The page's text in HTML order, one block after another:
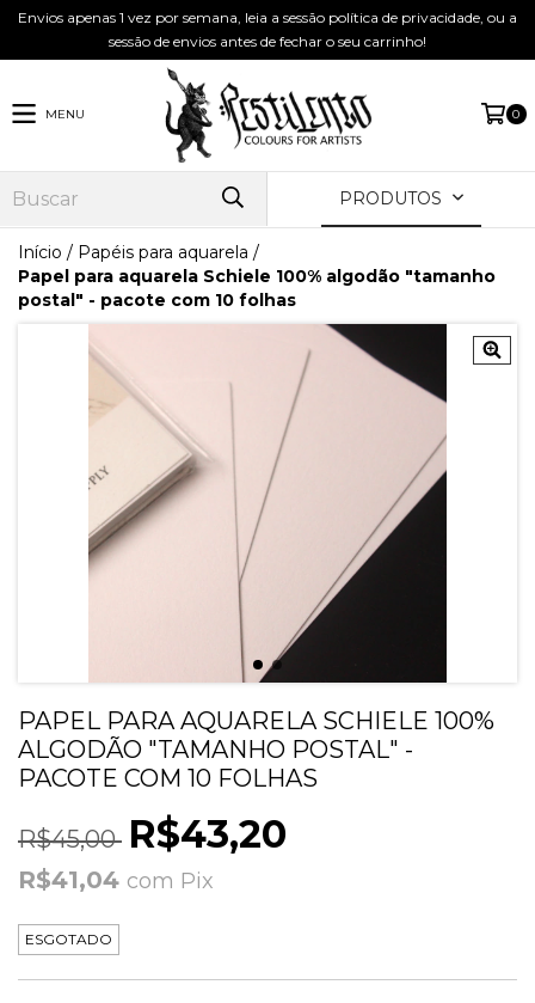
Envios apenas 1 vez por semana, leia a sessão política de privacidade, ou a
sessão de envios antes de fechar o seu carrinho!
MENU 0
PRODUTOS
Início / Papéis para aquarela /
Papel para aquarela Schiele 100% algodão "tamanho
postal" - pacote com 10 folhas
PAPEL PARA AQUARELA SCHIELE 100%
ALGODÃO "TAMANHO POSTAL" -
PACOTE COM 10 FOLHAS
R$45,00 R$43,20
R$41,04 com Pix
ESGOTADO